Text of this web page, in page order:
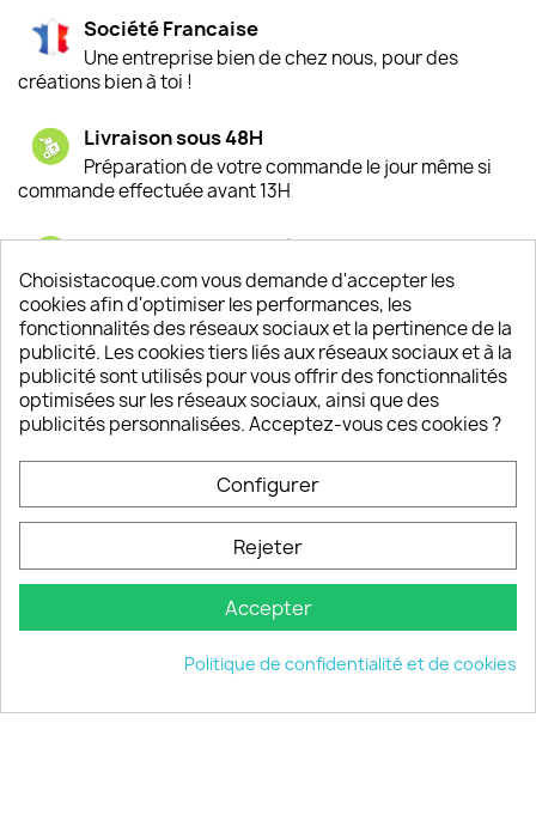
Société Francaise
Une entreprise bien de chez nous, pour des
créations bien à toi !
Livraison sous 48H
Préparation de votre commande le jour même si
commande effectuée avant 13H
Satisfaction de nos clients
Depuis 2009, entre 92% et 94% de nos clients
sont satisfaits de nos produits
Un SAV à votre écoute
Notre SAV est disponible 6/7J de 10h à 18H
keyboard_arrow_down
© 2026 - choisistacoque.com
Choisistacoque.com vous demande d'accepter les
cookies afin d'optimiser les performances, les
fonctionnalités des réseaux sociaux et la pertinence de la
publicité. Les cookies tiers liés aux réseaux sociaux et à la
publicité sont utilisés pour vous offrir des fonctionnalités
optimisées sur les réseaux sociaux, ainsi que des
publicités personnalisées. Acceptez-vous ces cookies ?
Configurer
Rejeter
Accepter
Politique de confidentialité et de cookies